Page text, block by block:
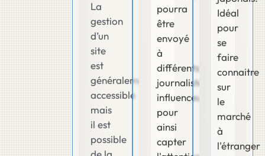
La
gestion
d’un
site
est
généralement
accessible
mais
il est
possible
pourra
être
envoyé
à
différents
journalistes,
influenceurs
pour
ainsi
capter
Idéal
pour
se
faire
connaitre
sur
le
marché
à
l'étranger